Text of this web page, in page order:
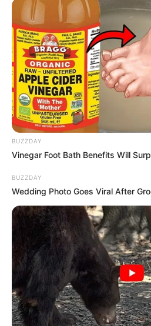
Nationalparks Eifel
grandiosen
viele Wildtiere der Region
einst heimisch waren.
Anzahl an Haustieren,
Greifvogelstation mit
Informationen unter
Römerkanal-Wanderweg -
Jahren von den Römern
Eifelwasserleitung führt von
Köln-Sülz ein 111 Kilometer
angelegten Wasserleitung
zu sehen sind.
wiki/Römerkanal-
Hochwildschutzpark
80 ha großen Wildpark
einem Gelände ohne
europäischen Wildarten
Außerdem gibt es Gehege
Kleintierarten, ein großes
BUZZDAY
Vinegar Foot Bath Benefits Will
BUZZDAY
Wedding Photo Goes Viral After